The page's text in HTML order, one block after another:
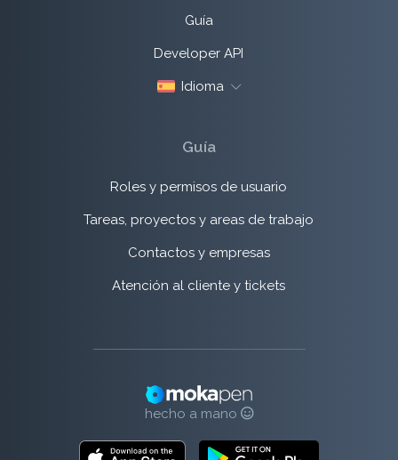
Guía
Developer API
Idioma
Guía
Roles y permisos de usuario
Tareas, proyectos y areas de trabajo
Contactos y empresas
Atención al cliente y tickets
hecho a mano